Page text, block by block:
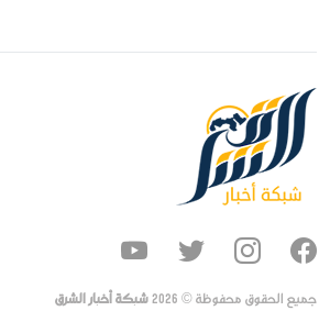
جميع الحقوق محفوظة © 2026شبكة أخبار الشرق